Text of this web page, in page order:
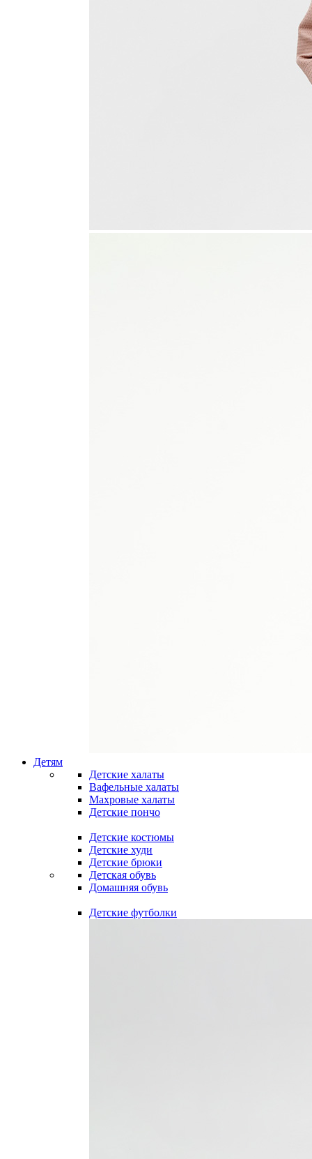
Детям
Детские халаты
Вафельные халаты
Махровые халаты
Детские пончо
Детские костюмы
Детские худи
Детские брюки
Детская обувь
Домашняя обувь
Детские футболки